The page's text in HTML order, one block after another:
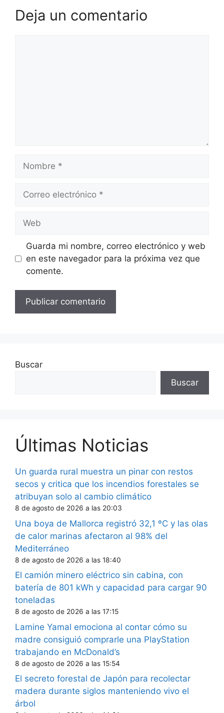
Deja un comentario
electrónico
Guarda mi nombre, correo electrónico y web
en este navegador para la próxima vez que
comente.
Buscar
Buscar
Últimas Noticias
Un guarda rural muestra un pinar con restos
secos y critica que los incendios forestales se
atribuyan solo al cambio climático
8 de agosto de 2026 a las 20:03
Una boya de Mallorca registró 32,1 ºC y las olas
de calor marinas afectaron al 98% del
Mediterráneo
8 de agosto de 2026 a las 18:40
El camión minero eléctrico sin cabina, con
batería de 801 kWh y capacidad para cargar 90
toneladas
8 de agosto de 2026 a las 17:15
Lamine Yamal emociona al contar cómo su
madre consiguió comprarle una PlayStation
trabajando en McDonald’s
8 de agosto de 2026 a las 15:54
El secreto forestal de Japón para recolectar
madera durante siglos manteniendo vivo el
árbol